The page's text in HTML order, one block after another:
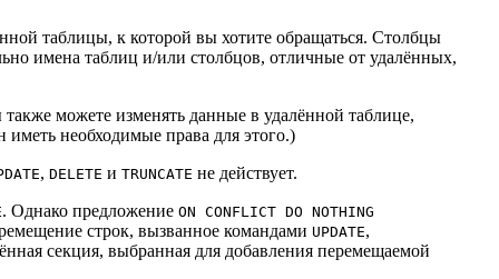
таблицы, к которой вы хотите обращаться. Столбцы
имена таблиц и/или столбцов, отличные от удалённых,
можете изменять данные в удалённой таблице,
иметь необходимые права для этого.)
, DELETE и TRUNCATE не действует.
. Однако предложение ON CONFLICT DO NOTHING
строк, вызванное командами UPDATE,
секция, выбранная для добавления перемещаемой